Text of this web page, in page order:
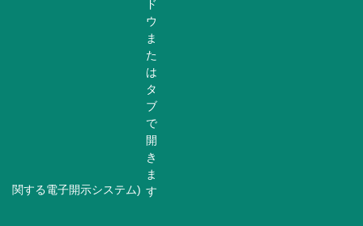
関する電子開示システム)